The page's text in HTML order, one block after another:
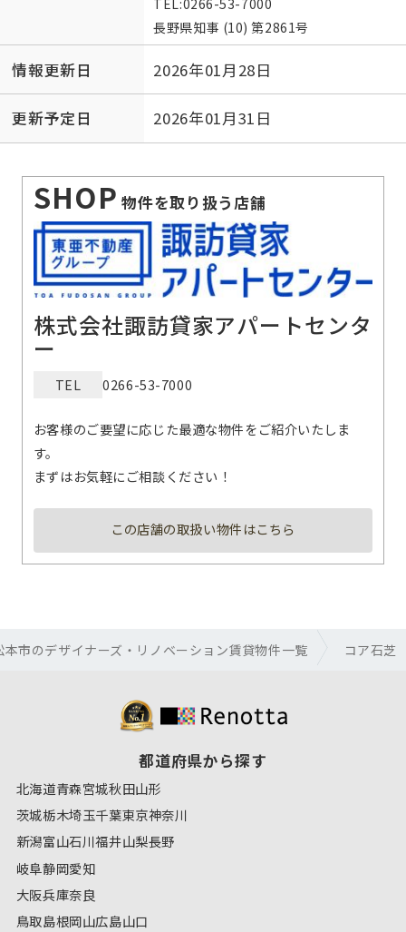
TEL:0266-53-7000
長野県知事 (10) 第2861号
情報更新日 2026年01月28日
更新予定日 2026年01月31日
SHOP 物件を取り扱う店舗
株式会社諏訪貸家アパートセンタ
ー
TEL 0266-53-7000
お客様のご要望に応じた最適な物件をご紹介いたしま
す。
まずはお気軽にご相談ください！
この店舗の取扱い物件はこちら
本市のデザイナーズ・リノベーション賃貸物件一覧 コア石芝
都道府県から探す
北海道青森宮城秋田山形
茨城栃木埼玉千葉東京神奈川
新潟富山石川福井山梨長野
岐阜静岡愛知
大阪兵庫奈良
鳥取島根岡山広島山口